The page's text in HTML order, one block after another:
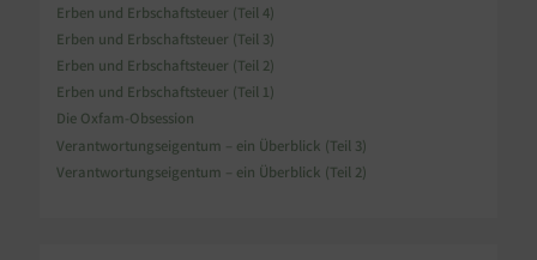
Erben und Erbschaftsteuer (Teil 4)
Erben und Erbschaftsteuer (Teil 3)
Erben und Erbschaftsteuer (Teil 2)
Erben und Erbschaftsteuer (Teil 1)
Die Oxfam-Obsession
Verantwortungseigentum – ein Überblick (Teil 3)
Verantwortungseigentum – ein Überblick (Teil 2)